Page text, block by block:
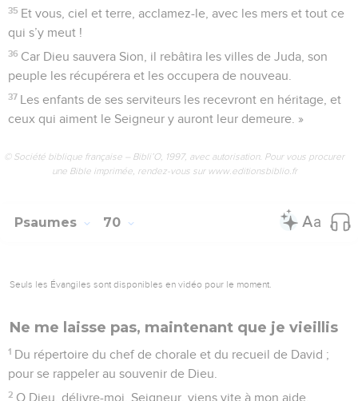
9 et que je suis devenu un étranger pour mes frères, un
inconnu pour ma famille.
10 L’amour que j’ai pour ta maison me consume comme un
feu. Les insultes qui te sont destinées retombent sur moi.
11 J’ai pleuré, j’ai jeûné, et cela me vaut encore des insultes.
12 Je porte un vêtement de deuil, et du même coup on fait
Je suis le sujet des conversations sur la place publique, et
Mais moi, je t’adresse ma prière ; Seigneur, c’est le
moment d’être favorable. O Dieu, ta bonté est grande, tu me
Ne me laisse pas emporter par le courant, ni engloutir dans
le gouffre ; ne permets pas que la tombe se referme sur moi.
17 Réponds-moi, Seigneur ; c’est ta bonté qu’il me faut. Que
ton grand amour te tourne vers moi.